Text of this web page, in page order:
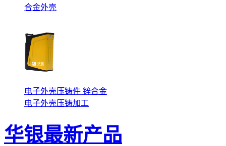
合金外壳
电子外壳压铸件 锌合金
电子外壳压铸加工
华银最新产品